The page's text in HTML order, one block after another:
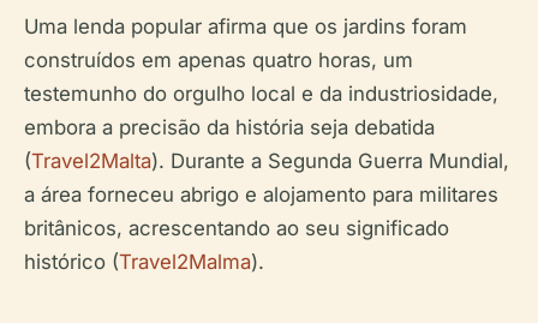
Uma lenda popular afirma que os jardins foram
construídos em apenas quatro horas, um
testemunho do orgulho local e da industriosidade,
embora a precisão da história seja debatida
(Travel2Malta). Durante a Segunda Guerra Mundial,
a área forneceu abrigo e alojamento para militares
britânicos, acrescentando ao seu significado
histórico (Travel2Malma).